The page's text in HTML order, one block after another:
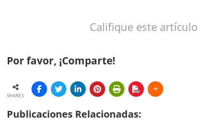
Califique este artículo
Por favor, ¡Comparte!
SHARES
Publicaciones Relacionadas: